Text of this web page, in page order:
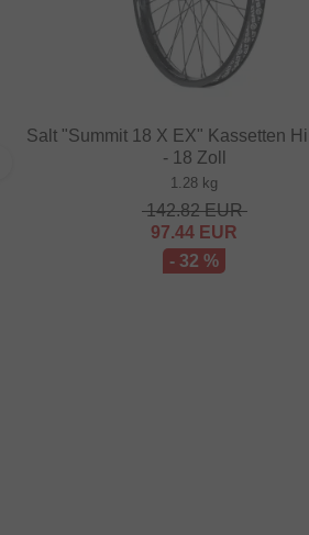
Salt "Summit 18 X EX" Kassetten
- 18 Zoll
1.28 kg
142.82EUR
97.44 EUR
- 32 %